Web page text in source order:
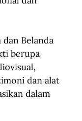
Belanda
berupa
dan alat
dalam